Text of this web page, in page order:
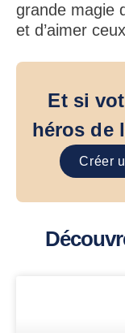
grande magie
et d’aimer
Et si
héros de
Créer